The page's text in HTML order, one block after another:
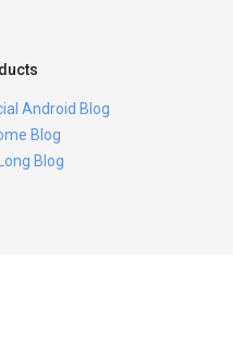
Android Blog
Blog
Blog